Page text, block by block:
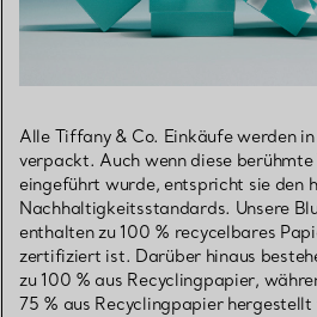
Alle Tiffany & Co. Einkäufe werden
verpackt. Auch wenn diese
eingeführt wurde, entspricht sie den
Nachhaltigkeitsstandards. Unsere
enthalten zu 100 % recycelbares
zertifiziert ist. Darüber hinaus
zu 100 % aus Recyclingpapier,
75 % aus Recyclingpapier hergestellt